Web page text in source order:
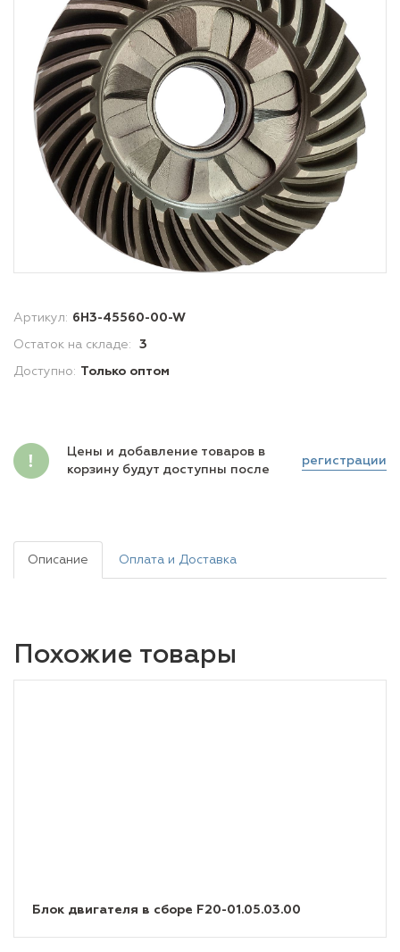
Артикул: 6H3-45560-00-W
Остаток на складе: 3
Доступно: Только оптом
Цены и добавление товаров в
корзину будут доступны после
регистрации
Описание Оплата и Доставка
Похожие товары
Блок двигателя в сборе F20-01.05.03.00